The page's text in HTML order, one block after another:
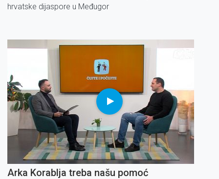
hrvatske dijaspore u Međugor
Arka Korablja treba našu pomoć